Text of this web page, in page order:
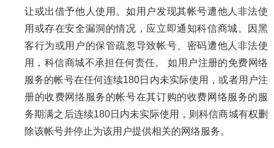
让或出借予他人使用。如用户发现其帐号遭他人非法使
用或存在安全漏洞的情况，应立即通知科信商城。因黑
客行为或用户的保管疏忽导致帐号、密码遭他人非法使
用，科信商城不承担任何责任。 如用户注册的免费网络
服务的帐号在任何连续180日内未实际使用，或者用户注
册的收费网络服务的帐号在其订购的收费网络服务的服
务期满之后连续180日内未实际使用，则科信商城有权删
除该帐号并停止为该用户提供相关的网络服务。